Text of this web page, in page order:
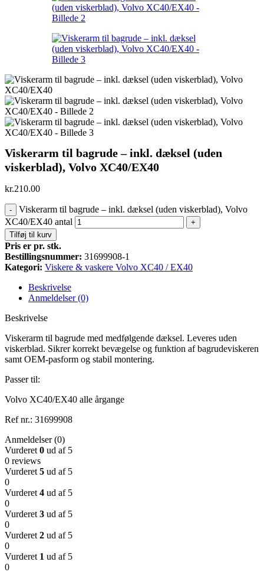
Viskerarm til bagrude – inkl. dæksel (uden
viskerblad), Volvo XC40/EX40
kr.210.00
-
Viskerarm til bagrude – inkl. dæksel (uden viskerblad), Volvo
XC40/EX40 antal
+
Tilføj til kurv
Pris er pr. stk.
Bestillingsnummer: 31699908-1
Kategori: Viskere & vaskere Volvo XC40 / EX40
Beskrivelse
Anmeldelser (0)
Beskrivelse
Viskerarm til bagrude med medfølgende dæksel. Leveres uden
viskerblad. Sikrer korrekt bevægelse og funktion af bagrudeviskeren
samt OEM-pasform og stabil montering.
Passer til:
Volvo XC40/EX40 alle årgange
Ref nr.: 31699908
Anmeldelser (0)
Vurderet 0 ud af 5
0 reviews
Vurderet 5 ud af 5
0
Vurderet 4 ud af 5
0
Vurderet 3 ud af 5
0
Vurderet 2 ud af 5
0
Vurderet 1 ud af 5
0